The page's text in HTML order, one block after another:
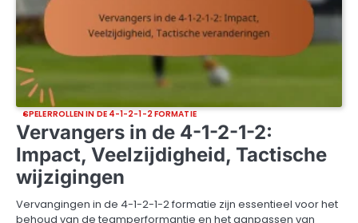
SPELERROLLEN IN DE 4-1-2-1-2 FORMATIE
Vervangers in de 4-1-2-1-2:
Impact, Veelzijdigheid, Tactische
wijzigingen
Vervangingen in de 4-1-2-1-2 formatie zijn essentieel voor het
behoud van de teamperformantie en het aanpassen van